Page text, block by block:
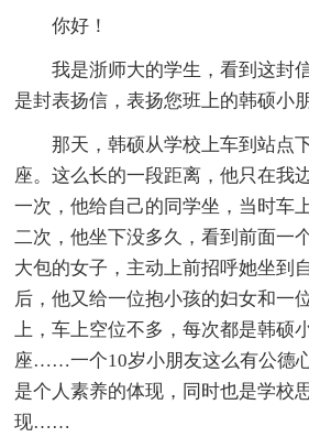
你好！
我是浙师大的学生，看到这封
是封表扬信，表扬您班上的韩硕小朋
那天，韩硕从学校上车到站点
座。这么长的一段距离，他只在我
一次，他给自己的同学坐，当时车
二次，他坐下没多久，看到前面一
大包的女子，主动上前招呼她坐到
后，他又给一位抱小孩的妇女和一
上，车上空位不多，每次都是韩硕
座……一个10岁小朋友这么有公德
是个人素养的体现，同时也是学校
现……